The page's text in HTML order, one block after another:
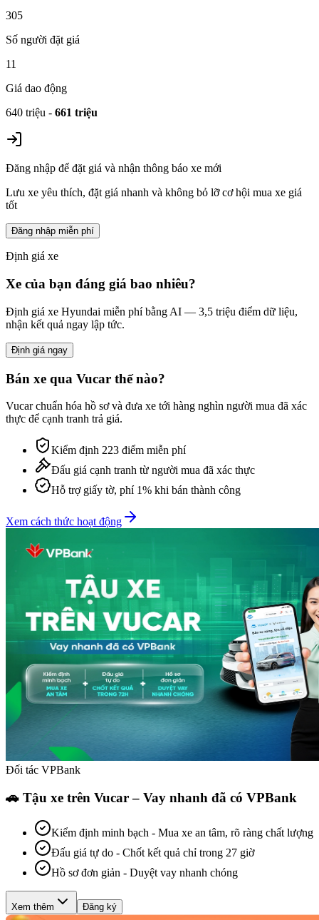
305
Số người đặt giá
11
Giá dao động
640 triệu - 661 triệu
Đăng nhập để đặt giá và nhận thông báo xe mới
Lưu xe yêu thích, đặt giá nhanh và không bỏ lỡ cơ hội mua xe giá
tốt
Đăng nhập miễn phí
Định giá xe
Xe của bạn đáng giá bao nhiêu?
Định giá xe Hyundai miễn phí bằng AI — 3,5 triệu điểm dữ liệu,
nhận kết quả ngay lập tức.
Định giá ngay
Bán xe qua Vucar thế nào?
Vucar chuẩn hóa hồ sơ và đưa xe tới hàng nghìn người mua đã xác
thực để cạnh tranh trả giá.
Kiểm định 223 điểm miễn phí
Đấu giá cạnh tranh từ người mua đã xác thực
Hỗ trợ giấy tờ, phí 1% khi bán thành công
Xem cách thức hoạt động
Đối tác VPBank
🚗 Tậu xe trên Vucar – Vay nhanh đã có VPBank
Kiểm định minh bạch - Mua xe an tâm, rõ ràng chất lượng
Đấu giá tự do - Chốt kết quả chỉ trong 27 giờ
Hồ sơ đơn giản - Duyệt vay nhanh chóng
Xem thêm Đăng ký